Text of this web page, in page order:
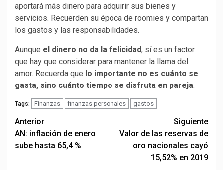
aportará más dinero para adquirir sus bienes y
servicios. Recuerden su época de roomies y compartan
los gastos y las responsabilidades.
Aunque el dinero no da la felicidad, sí es un factor
que hay que considerar para mantener la llama del
amor. Recuerda que lo importante no es cuánto se
gasta, sino cuánto tiempo se disfruta en pareja.
Tags: Finanzas finanzas personales gastos
Post
navigation
Anterior
AN: inflación de enero
sube hasta 65,4 %
Siguiente
Valor de las reservas de
oro nacionales cayó
15,52% en 2019